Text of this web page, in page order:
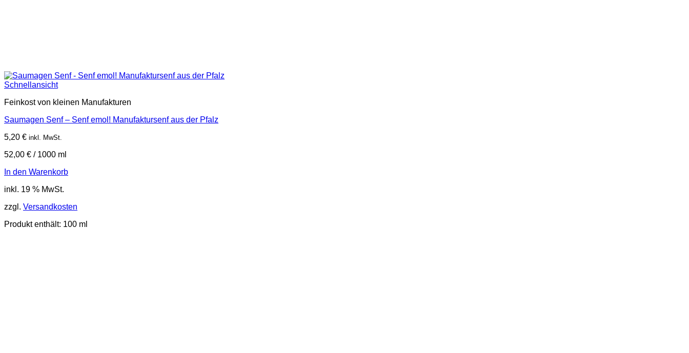
Schnellansicht
Feinkost von kleinen Manufakturen
Saumagen Senf – Senf emol! Manufaktursenf aus der Pfalz
5,20 € inkl. MwSt.
52,00 € / 1000 ml
In den Warenkorb
inkl. 19 % MwSt.
zzgl. Versandkosten
Produkt enthält: 100 ml